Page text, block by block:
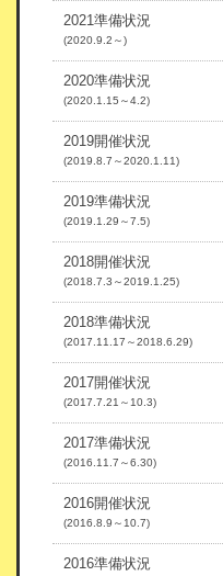
2021準備状況
(2020.9.2～)
2020準備状況
(2020.1.15～4.2)
2019開催状況
(2019.8.7～2020.1.11)
2019準備状況
(2019.1.29～7.5)
2018開催状況
(2018.7.3～2019.1.25)
2018準備状況
(2017.11.17～2018.6.29)
2017開催状況
(2017.7.21～10.3)
2017準備状況
(2016.11.7～6.30)
2016開催状況
(2016.8.9～10.7)
2016準備状況